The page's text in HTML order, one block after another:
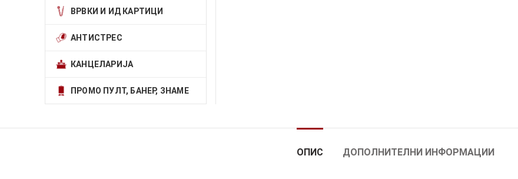
ВРВКИ И ИД КАРТИЦИ
АНТИСТРЕС
КАНЦЕЛАРИЈА
ПРОМО ПУЛТ, БАНЕР, ЗНАМЕ
ОПИС ДОПОЛНИТЕЛНИ ИНФОРМАЦИИ